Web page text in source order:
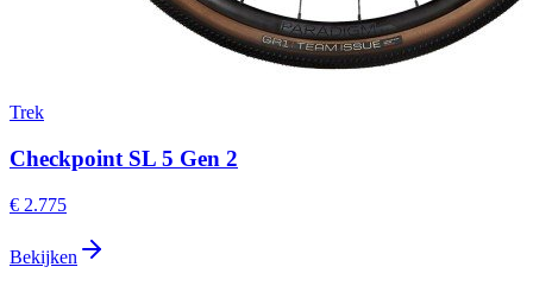
Trek
Checkpoint SL 5 Gen 2
€ 2.775
Bekijken